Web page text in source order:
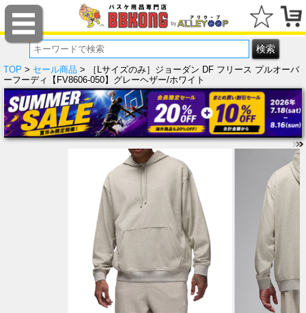
TOP > セール商品 > ［Lサイズのみ］ジョーダン DF フリース プルオーバ
ーフーディ【FV8606-050】グレーヘザー/ホワイト